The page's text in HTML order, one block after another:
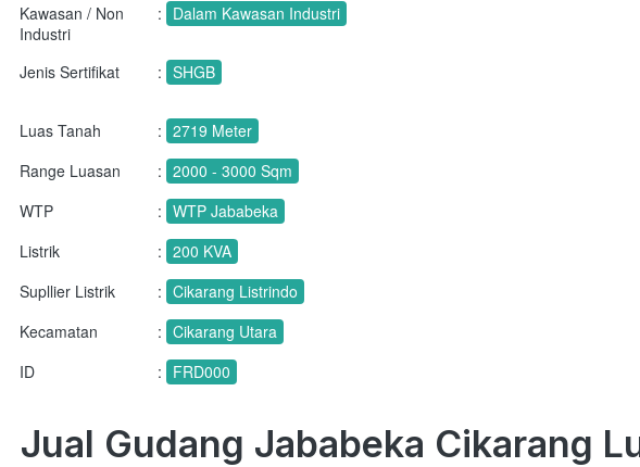
Kawasan / Non
Industri
: Dalam Kawasan Industri
Jenis Sertifikat : SHGB
Luas Tanah : 2719 Meter
Range Luasan
: 2000 - 3000 Sqm
WTP
: WTP Jababeka
Listrik
: 200 KVA
Supllier Listrik
: Cikarang Listrindo
Kecamatan
: Cikarang Utara
ID
: FRD000
Jual Gudang Jababeka Cikarang